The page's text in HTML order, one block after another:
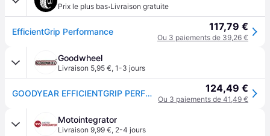
Prix le plus bas·Livraison gratuite
EfficientGrip Performance 117,79 €
Ou 3 paiements de 39,26 €
Goodwheel
Livraison 5,95 €, 1-3 jours
GOODYEAR EFFICIENTGRIP PERFORMANCE 205/55R17 91V BSW 124,49 €
Ou 3 paiements de 41,49 €
Motointegrator
Livraison 9,99 €, 2-4 jours